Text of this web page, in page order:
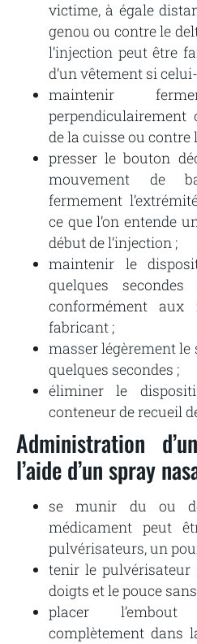
victime, à égale
genou ou contre le
l’injection peut être
d’un vêtement si
maintenir
de la cuisse ou contre
presser le bouton
mouvement de
fermement
ce que l’on entende
début de l’injection ;
maintenir le
quelques
conformément aux
fabricant ;
masser légèrement le
quelques secondes ;
éliminer le
conteneur de recueil
Administration
l’aide d’un spray
se munir du ou
médicament peut
pulvérisateurs, un
tenir le pulvérisateur
doigts et le pouce
placer
complètement dans